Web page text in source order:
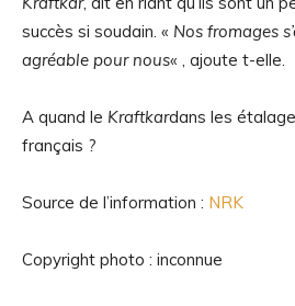
succès si soudain. « Nos fromages
agréable pour nous« , ajoute t-elle.
A quand le Kraftkardans les
français ?
Source de l’information : NRK
Copyright photo : inconnue